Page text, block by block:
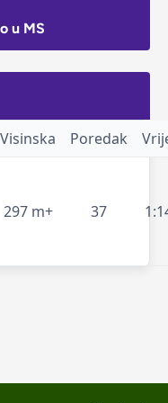
u MS
Visinska Poredak
297 m+ 37